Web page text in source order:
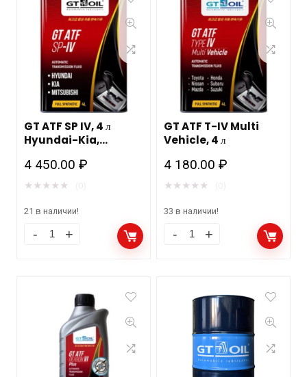
GT ATF SP IV, 4 л
Hyundai-Kia,
4 450.00₽
★ ★ ★ ★ ★
21 в наличии!
GT ATF T-IV Multi
Vehicle, 4 л
4 180.00₽
★ ★ ★ ★ ★
33 в наличии!